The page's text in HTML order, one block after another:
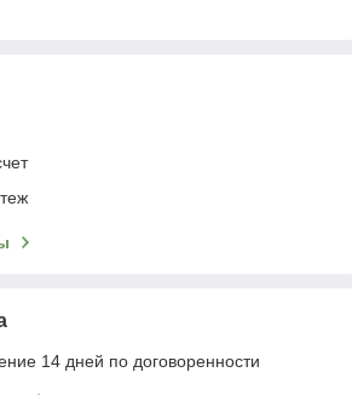
14 дней по договоренности